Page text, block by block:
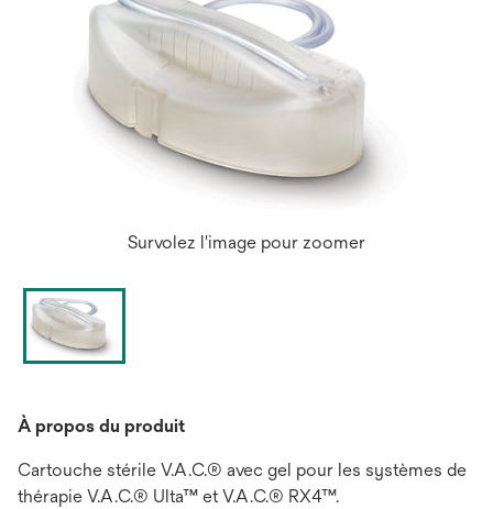
Survolez l'image pour zoomer
À propos du produit
Cartouche stérile V.A.C.® avec gel pour les systèmes de
thérapie V.A.C.® Ulta™ et V.A.C.® RX4™.